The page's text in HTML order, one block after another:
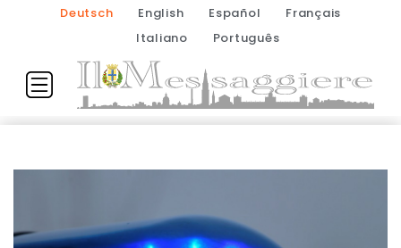
Deutsch English Español
Français
Italiano
Português